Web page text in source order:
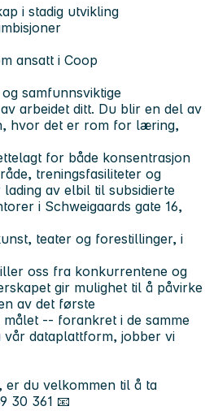
i stadig utvikling
ansatt i Coop
samfunnsviktige
arbeidet ditt. Du blir en del av
hvor det er rom for læring,
for både konsentrasjon
treningsfasiliteter og
av elbil til subsidierte
i Schweigaards gate 16,
teater og forestillinger, i
oss fra konkurrentene og
gir mulighet til å påvirke
av det første
-- forankret i de samme
vår dataplattform, jobber vi
er du velkommen til å ta
30 361 📧